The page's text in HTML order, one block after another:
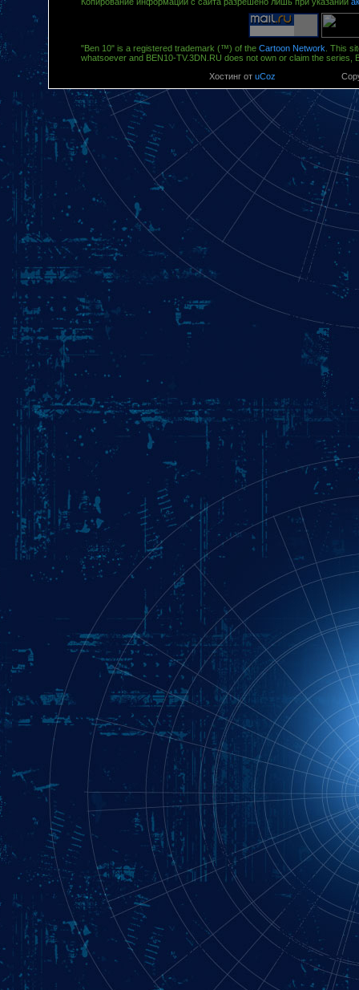
"Ben 10" is a registered trademark (™) of the Cartoon Network . This
whatsoever and BEN10-TV.3DN.RU does not own or claim the series,
Хостинг от uCoz